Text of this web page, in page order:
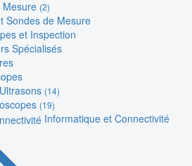
Mesure (2)
Sondes de Mesure
et Inspection
Spécialisés
(14)
(19)
Informatique et Connectivité